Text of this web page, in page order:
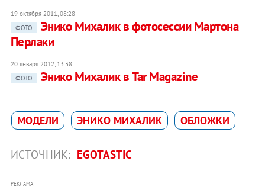
19 октября 2011, 08:28
ФОТО
Энико Михалик в фотосессии Мартона
Перлаки
20 января 2012, 13:38
ФОТО
Энико Михалик в Tar Magazine
МОДЕЛИ ЭНИКО МИХАЛИК ОБЛОЖКИ
ИСТОЧНИК: EGOTASTIC
РЕКЛАМА